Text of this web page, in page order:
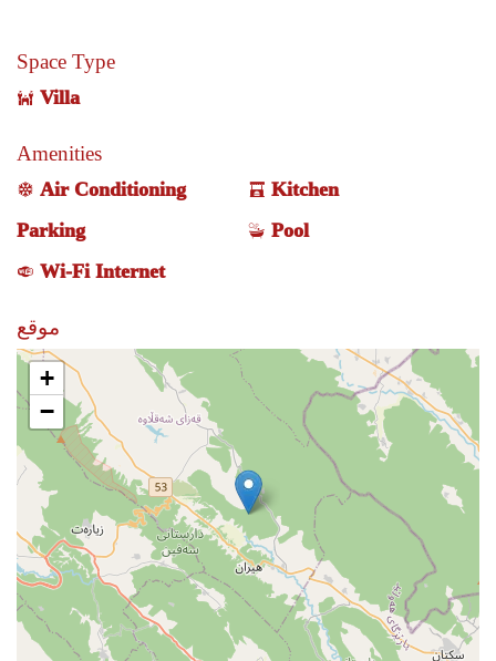
Space Type
Villa
Amenities
Air Conditioning
Kitchen
Parking
Pool
Wi-Fi Internet
موقع
+
−